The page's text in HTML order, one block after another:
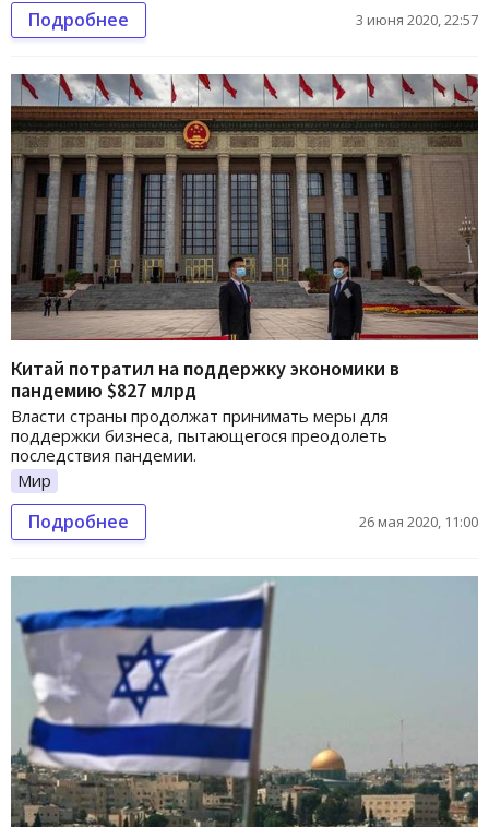
Подробнее 3 июня 2020, 22:57
Китай потратил на поддержку экономики в
пандемию $827 млрд
Власти страны продолжат принимать меры для
поддержки бизнеса, пытающегося преодолеть
последствия пандемии.
Мир
Подробнее 26 мая 2020, 11:00